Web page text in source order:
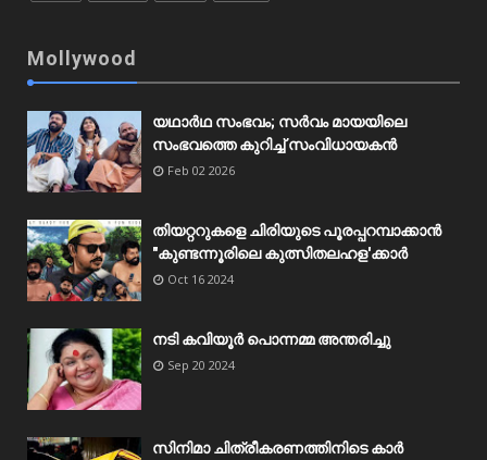
Mollywood
യഥാർഥ സംഭവം; സർവം മായയിലെ
സംഭവത്തെ കുറിച്ച് സംവിധായകൻ
Feb 02 2026
തിയറ്ററുകളെ ചിരിയുടെ പൂരപ്പറമ്പാക്കാൻ
"കുണ്ടന്നൂരിലെ കുത്സിതലഹള'ക്കാർ
Oct 16 2024
നടി കവിയൂർ പൊന്നമ്മ അന്തരിച്ചു
Sep 20 2024
സിനിമാ ചിത്രീകരണത്തിനിടെ കാർ